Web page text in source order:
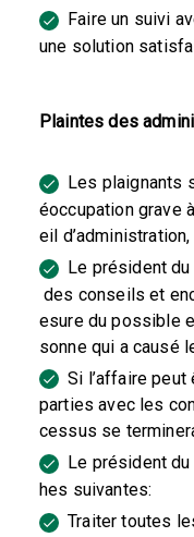
Faire un suivi
une solution
Plaintes des
Les plaignants
éoccupation grave
eil
Le président
des conseils et
esure du possible
sonne qui a causé
Si l’affaire
parties avec les
cessus se
Le président
hes suivantes:
Traiter toutes